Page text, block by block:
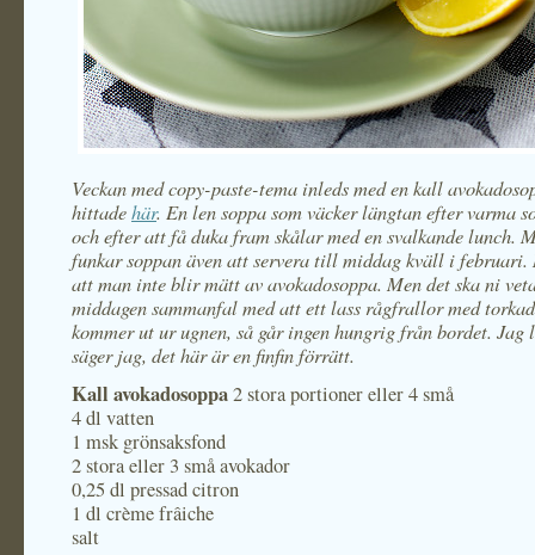
Veckan med copy-paste-tema inleds med en kall
hittadehär. En len soppa som väcker längtan efter varma
och efter att få duka fram skålar med en svalkande lunch.
funkar soppan även att servera till middag kväll i februari.
att man inte blir mätt av avokadosoppa. Men det ska ni
middagen sammanfal med att ett lass rågfrallor med
kommer ut ur ugnen, så går ingen hungrig från bordet. Jag
säger jag, det här är en finfin förrätt.
Kall avokadosoppa2 stora portioner eller 4 små
4 dl vatten
1 msk grönsaksfond
2 stora eller 3 små avokador
0,25 dl pressad citron
1 dl crème frâiche
salt